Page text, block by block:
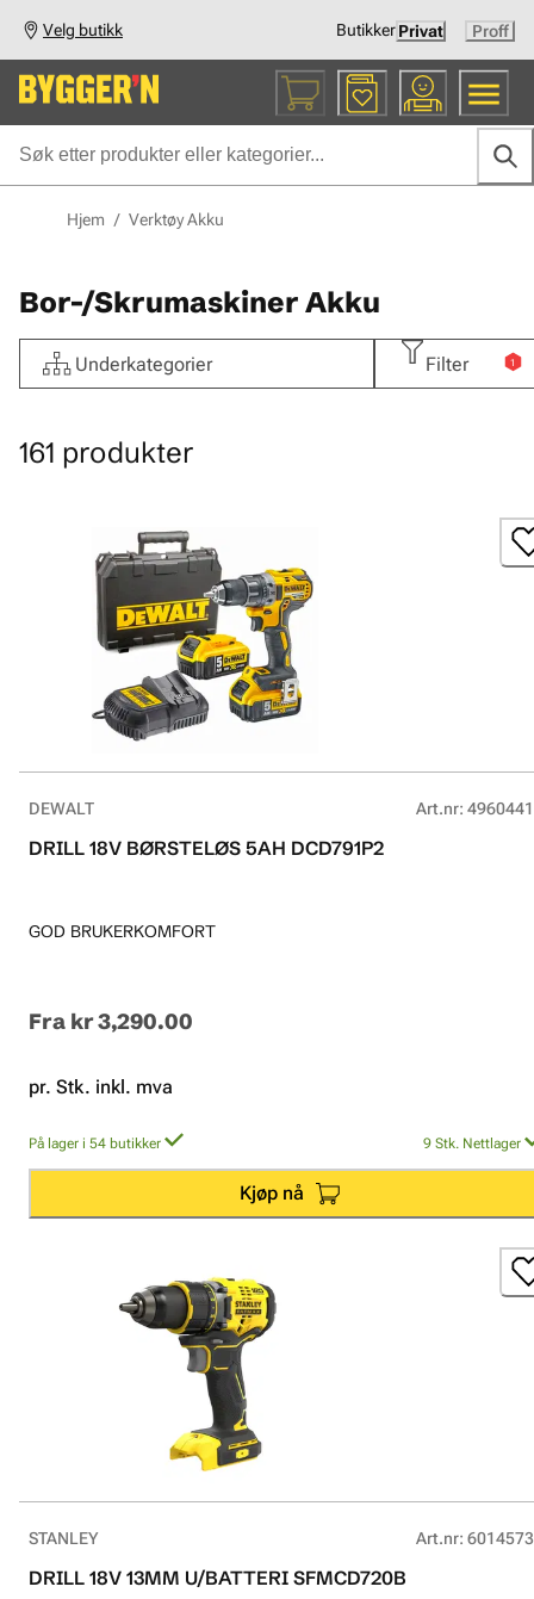
Velg butikk ButikkerPrivat Proff
Hjem / Verktøy Akku
Bor-/Skrumaskiner Akku
Underkategorier Filter 1
161 produkter
DEWALT Art.nr:
DRILL 18V BØRSTELØS 5AH DCD791P2
GOD BRUKERKOMFORT
Fra kr 3,290.00
pr. Stk. inkl. mva
På lager i 54 butikker 9 Stk. Nettlager
Kjøp nå
STANLEY Art.nr:
DRILL 18V 13MM U/BATTERI SFMCD720B